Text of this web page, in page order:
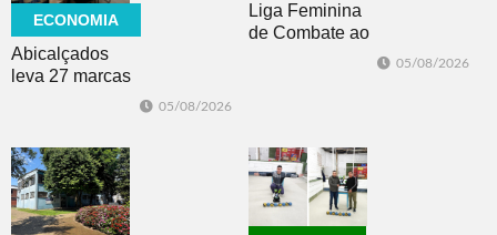
ECONOMIA
Abicalçados
leva 27 marcas
05/08/2026
Liga Feminina
de Combate ao
05/08/2026